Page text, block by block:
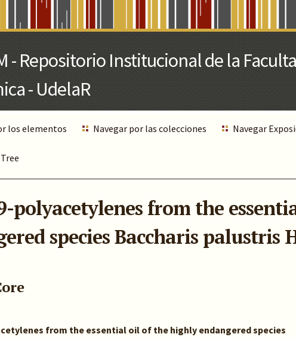
los elementos Navegar por las colecciones Navegar
polyacetylenes from the
species Baccharis palustris
from the essential oil of the highly endangered species